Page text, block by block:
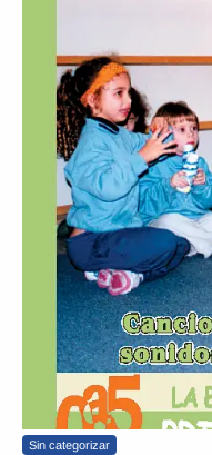
Sin categorizar